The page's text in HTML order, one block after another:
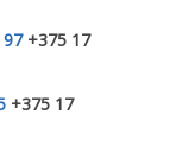
+375 17
+375 17